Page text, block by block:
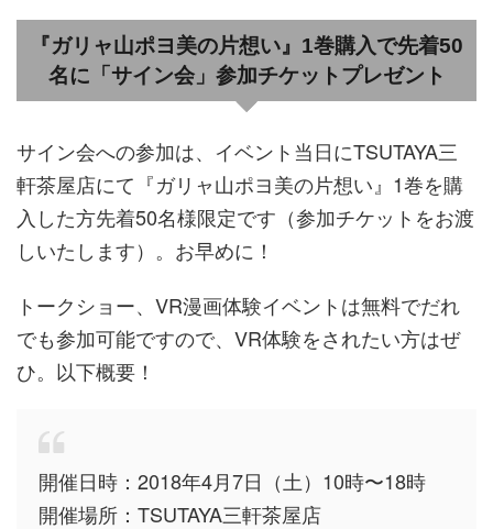
『ガリャ山ポヨ美の片想い』1巻購入で先着50
名に「サイン会」参加チケットプレゼント
サイン会への参加は、イベント当日にTSUTAYA三
軒茶屋店にて『ガリャ山ポヨ美の片想い』1巻を購
入した方先着50名様限定です（参加チケットをお渡
しいたします）。お早めに！
トークショー、VR漫画体験イベントは無料でだれ
でも参加可能ですので、VR体験をされたい方はぜ
ひ。以下概要！
開催日時：2018年4月7日（土）10時〜18時
開催場所：TSUTAYA三軒茶屋店